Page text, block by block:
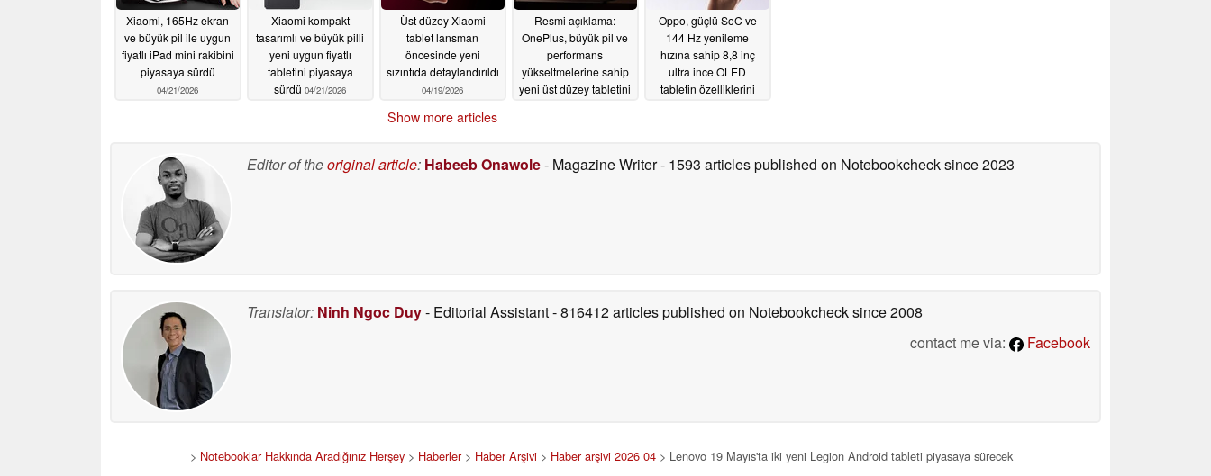
Xiaomi, 165Hz ekran
ve büyük pil ile uygun
fiyatlı iPad mini rakibini
piyasaya sürdü
04/21/2026
Xiaomi kompakt
tasarımlı ve büyük pilli
yeni uygun fiyatlı
tabletini piyasaya
sürdü 04/21/2026
Üst düzey Xiaomi
tablet lansman
öncesinde yeni
sızıntıda detaylandırıldı
04/19/2026
Resmi açıklama:
OnePlus, büyük pil ve
performans
yükseltmelerine sahip
yeni üst düzey tabletini
Oppo, güçlü SoC ve
144 Hz yenileme
hızına sahip 8,8 inç
ultra ince OLED
tabletin özelliklerini
Show more articles
Editor of theoriginal article: Habeeb Onawole- Magazine Writer- 1593 articles published on Notebookchecksince 2023
Translator: Ninh Ngoc Duy- Editorial Assistant- 816412 articles published on Notebookchecksince 2008
contact me via:
Facebook
> Notebooklar Hakkında Aradığınız Herşey> Haberler> Haber Arşivi > Haber arşivi 2026 04> Lenovo 19 Mayıs'ta iki yeni Legion Android tableti piyasaya sürecek